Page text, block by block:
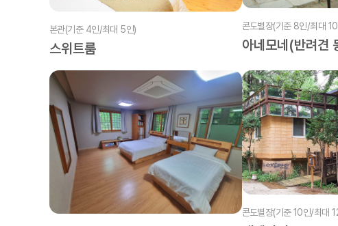
본관(기준 4인/최대 5인)
스위트룸
콘도별장(기준 8인/최대
아네모네(반려견
콘도별장(기준 10인/최대